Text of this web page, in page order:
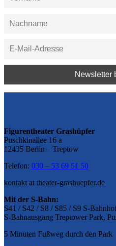
Figurentheater Grashüpfer
Puschkinallee 16 a
12435 Berlin – Treptow
Telefon: 030 – 53 69 51 50
kontakt at theater-grashuepfer.de
Mit der S-Bahn:
S41 / S42 / S8 / S85 / S9 S-
S-Bahnausgang Treptower Park,
5 Minuten Fußweg durch den Park